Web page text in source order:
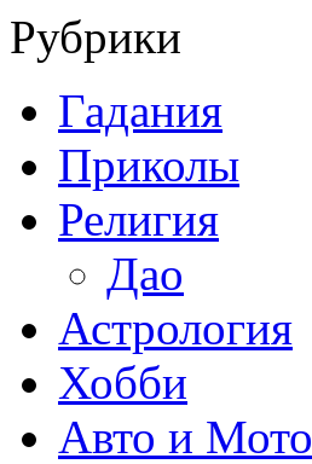
Рубрики
Гадания
Приколы
Религия
Дао
Астрология
Хобби
Авто и Мото